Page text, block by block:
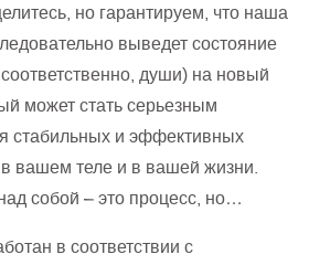
но гарантируем, что наша
выведет состояние
души) на новый
может стать серьезным
стабильных и эффективных
вашем теле и в вашей жизни.
собой – это процесс, но…
в соответствии с